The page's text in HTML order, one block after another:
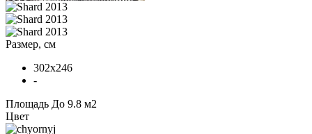
Размер, см
302x246
-
Площадь До 9.8 м2
Цвет